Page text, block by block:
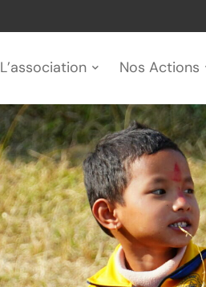
L’association Nos Actions